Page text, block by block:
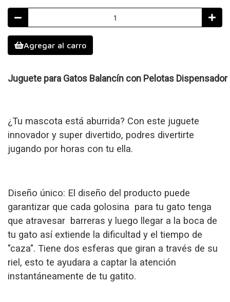
Agregar al carro
Juguete para Gatos Balancín con Pelotas
¿Tu mascota está aburrida? Con este juguete
innovador y super divertido, podres divertirte
jugando por horas con tu ella.
Diseño único: El diseño del producto puede
garantizar que cada golosina para tu gato tenga
que atravesar barreras y luego llegar a la boca de
tu gato así extiende la dificultad y el tiempo de
"caza". Tiene dos esferas que giran a través de su
riel, esto te ayudara a captar la atención
instantáneamente de tu gatito.